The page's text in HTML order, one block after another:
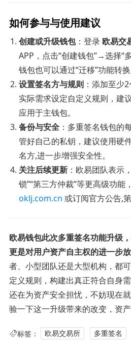
如何参与与使用建议
创建或升级钱包：登录 欧易交
APP，点击“创建钱包”→选择“
钱包也可以通过“迁移”功能转换
设置签名方与规则 ：添加至少
实际需求设定自定义规则，建
应用于主钱包。
备份与安全 ：多重签名钱包的
管好自己的私钥，建议使用硬
名方,进一步增强安全性。
关注后续更新 ：欧易团队表示
锁”“第三方仲裁”等更高级功能
oklj.com.cn 或订阅官方公告,
欧易钱包此次多重签名功能升级
更是对用户资产自主权的进一步放
者、小型团队还是大型机构，都
定义规则，构建出真正符合自身
还在为资产安全担忧，不妨现在
验一下这一升级带来的改变，资产
标签： 欧易交易所 多重签名